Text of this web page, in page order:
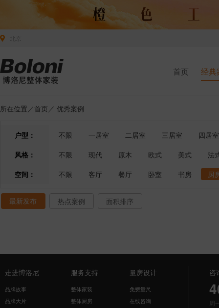
首页 经典
所在位置／首页 ／ 优秀案例
户型： 不限 一居室 二居室 三居室
四居室
风格：
不限 现代 原木 欧式 美式
法
空间：
不限 客厅 餐厅 卧室 书房 厨
最新发布 热点案例 面积排序
走进博洛尼
品牌故事
品牌大片
服务支持
整体家装
整体厨房
量房设计
免费量尺
在线咨询
咨
周